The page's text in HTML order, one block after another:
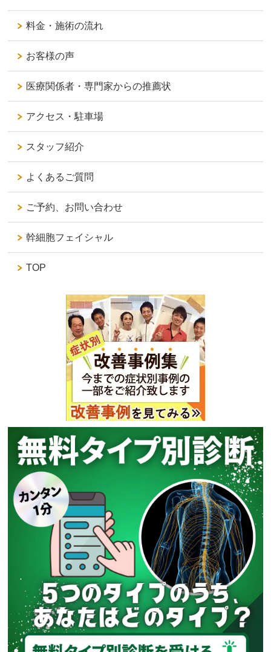
料金・施術の流れ
お客様の声
医療関係者・専門家からの推薦状
アクセス・駐車場
スタッフ紹介
よくあるご質問
ご予約、お問い合わせ
幹細胞フェイシャル
TOP